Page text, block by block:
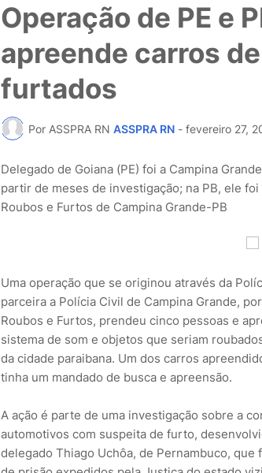
Operação de PE e
apreende carros
furtados
Por ASSPRA RN ASSPRA RN - fevereiro 27,
Delegado de Goiana (PE) foi a Campina
partir de meses de investigação; na PB, ele
Roubos e Furtos de Campina Grande-PB
Uma operação que se originou através da
parceira a Polícia Civil de Campina Grande,
Roubos e Furtos, prendeu cinco pessoas e
sistema de som e objetos que seriam
da cidade paraibana. Um dos carros
tinha um mandado de busca e apreensão.
A ação é parte de uma investigação sobre a
automotivos com suspeita de furto,
delegado Thiago Uchôa, de Pernambuco,